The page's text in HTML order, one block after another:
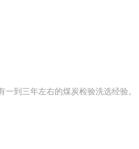
到三年左右的煤炭检验洗选经验。